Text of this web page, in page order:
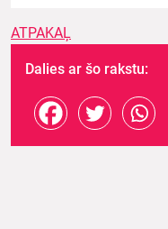
ATPAKAĻ
Dalies ar šo rakstu: